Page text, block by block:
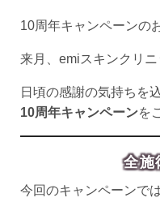
10周年キャンペーンの
来月、emiスキンクリニ
日頃の感謝の気持ちを
10周年キャンペーンを
全施
今回のキャンペーンでは